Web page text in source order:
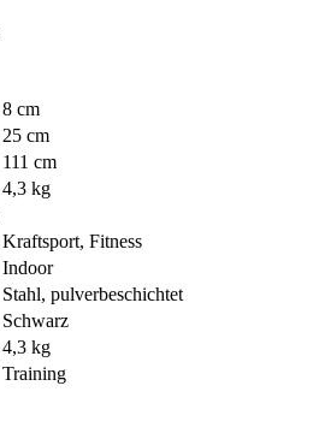
8 cm
25 cm
111 cm
4,3 kg
Kraftsport, Fitness
Indoor
Stahl, pulverbeschichtet
Schwarz
4,3 kg
Training